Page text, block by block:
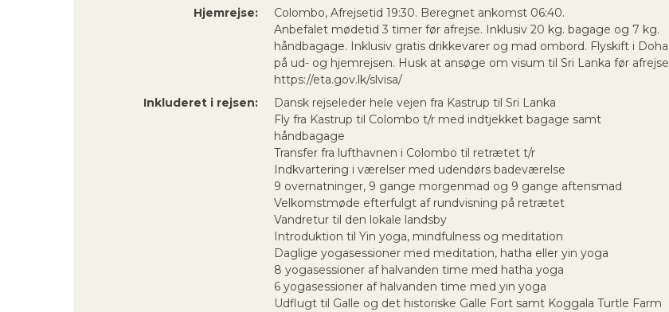
Hjemrejse:
Colombo, Afrejsetid 19:30. Beregnet ankomst 06:40.
Anbefalet mødetid 3 timer før afrejse. Inklusiv 20 kg. bagage og 7 kg.
håndbagage. Inklusiv gratis drikkevarer og mad ombord. Flyskift i Doha
på ud- og hjemrejsen. Husk at ansøge om visum til Sri Lanka før
https://eta.gov.lk/slvisa/
Inkluderet i rejsen:
Dansk rejseleder hele vejen fra Kastrup til Sri Lanka
Fly fra Kastrup til Colombo t/r med indtjekket bagage samt
håndbagage
Transfer fra lufthavnen i Colombo til retrætet t/r
Indkvartering i værelser med udendørs badeværelse
9 overnatninger, 9 gange morgenmad og 9 gange aftensmad
Velkomstmøde efterfulgt af rundvisning på retrætet
Vandretur til den lokale landsby
Introduktion til Yin yoga, mindfulness og meditation
Daglige yogasessioner med meditation, hatha eller yin yoga
8 yogasessioner af halvanden time med hatha yoga
6 yogasessioner af halvanden time med yin yoga
Udflugt til Galle og det historiske Galle Fort samt Koggala Turtle Farm